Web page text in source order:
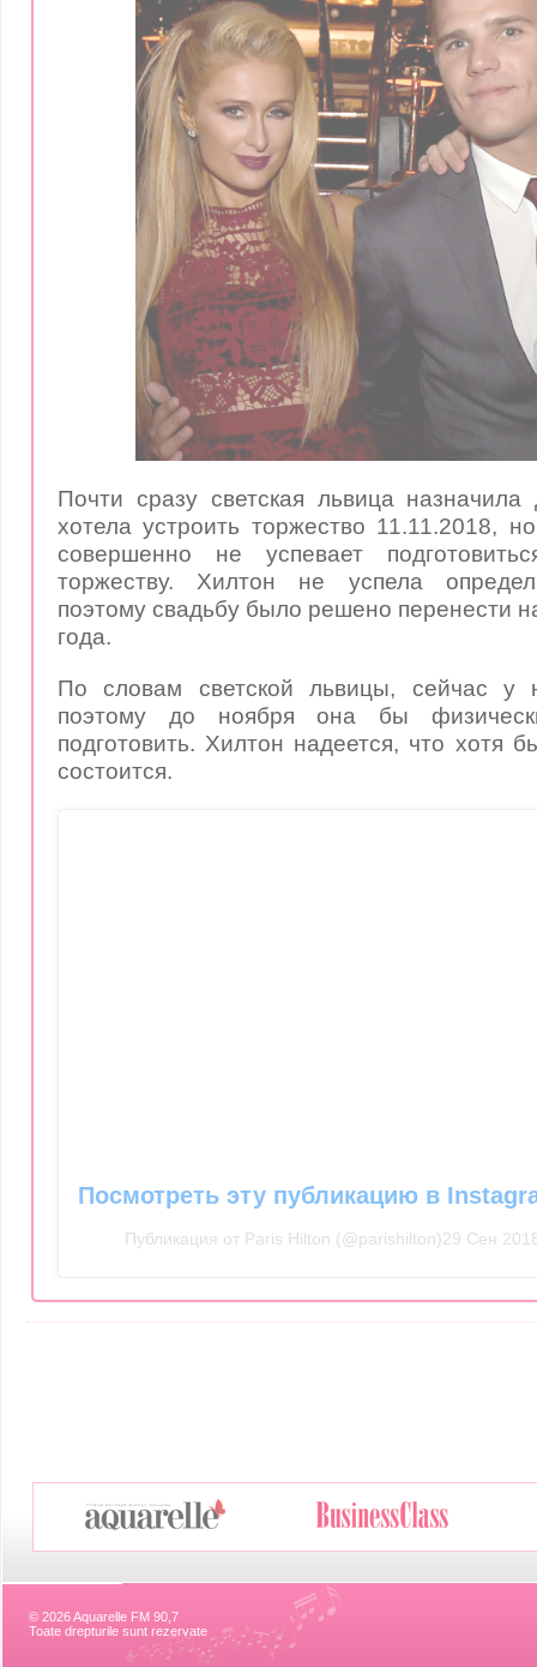
Почти сразу светская львица
хотела устроить торжество 11.11.2018,
совершенно не успевает
торжеству. Хилтон не успела
поэтому свадьбу было решено перенести
года.
По словам светской львицы, сейчас у
поэтому до ноября она бы
подготовить. Хилтон надеется, что хотя
состоится.
Посмотреть эту публикацию в
Публикация от Paris Hilton (@parishilton)29 Сен
© 2026 Aquarelle FM 90,7
Toate drepturile sunt rezervate